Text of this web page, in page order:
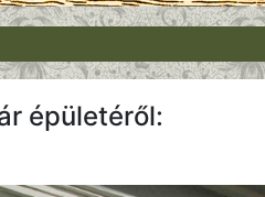
épületéről: